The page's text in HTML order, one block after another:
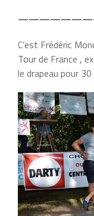
C’est Frédéric
Tour de France ,
le drapeau pour